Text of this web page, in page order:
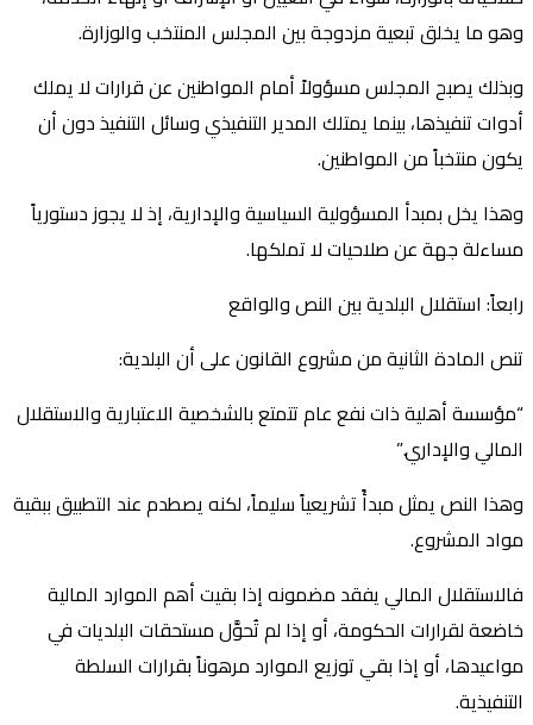
وهو ما يخلق تبعية مزدوجة بين المجلس المنتخب والوزارة.
وبذلك يصبح المجلس مسؤولاً أمام المواطنين عن قرارات لا يملك
أدوات تنفيذها، بينما يمتلك المدير التنفيذي وسائل التنفيذ دون أن
يكون منتخباً من المواطنين.
وهذا يخل بمبدأ المسؤولية السياسية والإدارية، إذ لا يجوز دستورياً
مساءلة جهة عن صلاحيات لا تملكها.
رابعاً: استقلال البلدية بين النص والواقع
تنص المادة الثانية من مشروع القانون على أن البلدية:
“مؤسسة أهلية ذات نفع عام تتمتع بالشخصية الاعتبارية والاستقلال
المالي والإداري.”
وهذا النص يمثل مبدأً تشريعياً سليماً، لكنه يصطدم عند التطبيق ببقية
مواد المشروع.
فالاستقلال المالي يفقد مضمونه إذا بقيت أهم الموارد المالية
خاضعة لقرارات الحكومة، أو إذا لم تُحوَّل مستحقات البلديات في
مواعيدها، أو إذا بقي توزيع الموارد مرهوناً بقرارات السلطة
التنفيذية.